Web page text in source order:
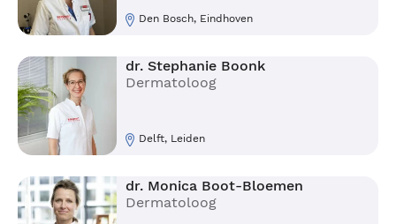
Den Bosch, Eindhoven
dr. Stephanie Boonk
Dermatoloog
Delft, Leiden
dr. Monica Boot-Bloemen
Dermatoloog